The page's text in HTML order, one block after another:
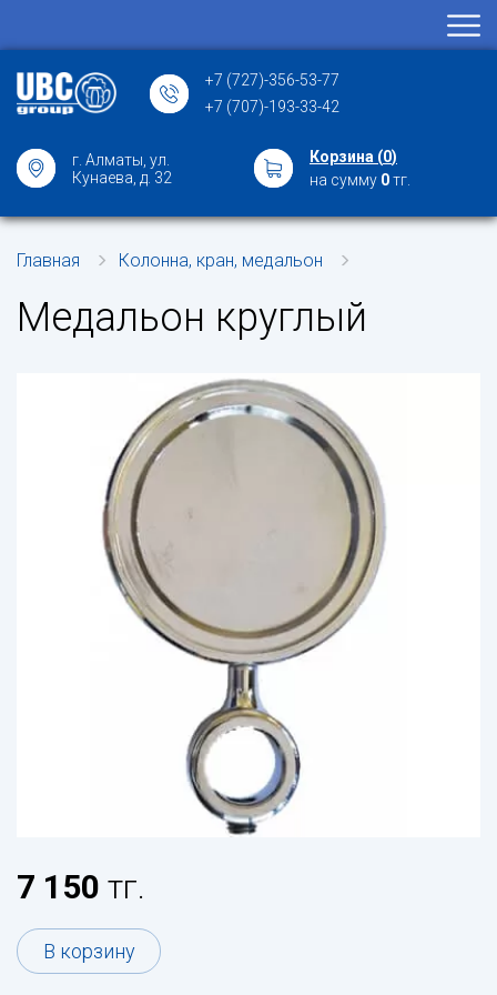
+7 (727)-356-53-77
+7 (707)-193-33-42
г. Алматы, ул.
Кунаева, д. 32
Корзина (0)
на сумму 0тг.
Главная Колонна, кран, медальон
Медальон круглый
7 150 тг.
В корзину